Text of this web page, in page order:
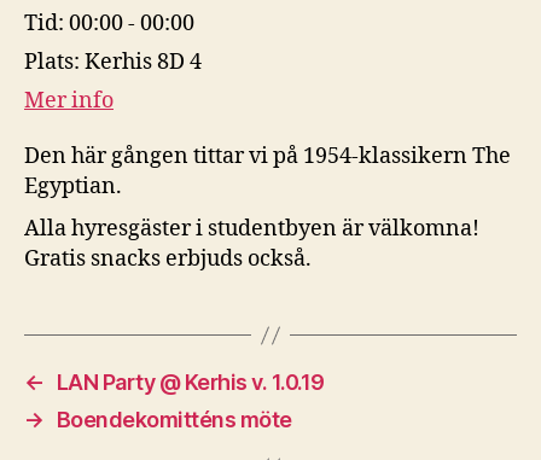
Tid: 00:00 - 00:00
Plats: Kerhis 8D 4
Mer info
Den här gången tittar vi på 1954-klassikern The
Egyptian.
Alla hyresgäster i studentbyen är välkomna!
Gratis snacks erbjuds också.
←
LAN Party @ Kerhis v. 1.0.19
→
Boendekomitténs möte